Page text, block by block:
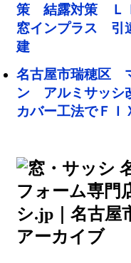
策 結露対策 Ｌ
窓インプラス 引
建
名古屋市瑞穂区
ン アルミサッシ
カバー工法でＦＩ